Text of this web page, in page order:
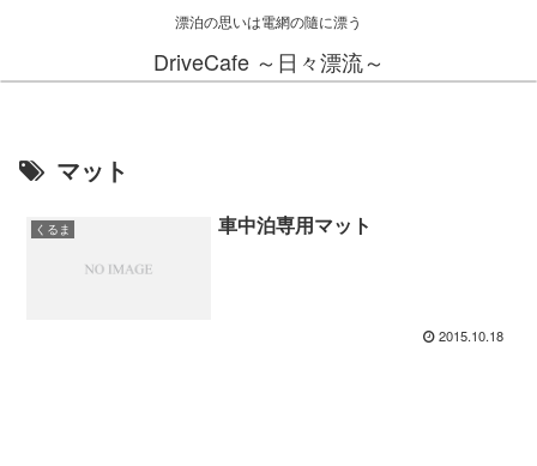
漂泊の思いは電網の隨に漂う
DriveCafe ～日々漂流～
マット
くるま 車中泊専用マット
2015.10.18